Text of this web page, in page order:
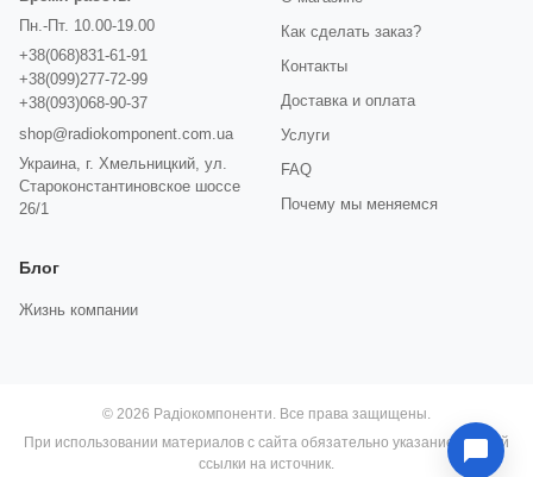
Пн.-Пт. 10.00-19.00
+38(068)831-61-91
+38(099)277-72-99
+38(093)068-90-37
shop@radiokomponent.com.ua
Украина, г. Хмельницкий, ул.
Староконстантиновское шоссе
26/1
Как сделать заказ?
Контакты
Доставка и оплата
Услуги
FAQ
Почему мы меняемся
Блог
Жизнь компании
© 2026 Радіокомпоненти. Все права защищены.
При использовании материалов с сайта обязательно указание прямой
ссылки на источник.